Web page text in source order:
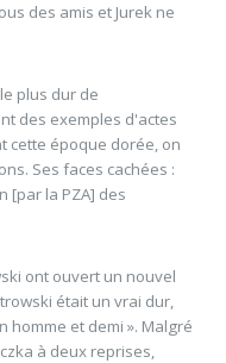
des amis et Jurek ne
plus dur de
des exemples d'actes
cette époque dorée, on
Ses faces cachées :
[par la PZA] des
ont ouvert un nouvel
était un vrai dur,
homme et demi ». Malgré
à deux reprises,